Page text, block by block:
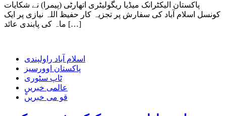
پاکستان الیکٹرانک میڈیا ریگولیٹری اتھارٹی (پیمرا) نے شکایات
کونسل اسلام آباد کی سفارش پر تجزیہ کار حفیظ اللہ نیازی پر ایک
ماہ کی پابندی عائد […]
اسلام آباد راولپندی
پاکستان اوورسیز
ٹاپ سٹوری
عالمی خبریں
ْقو می خبریں